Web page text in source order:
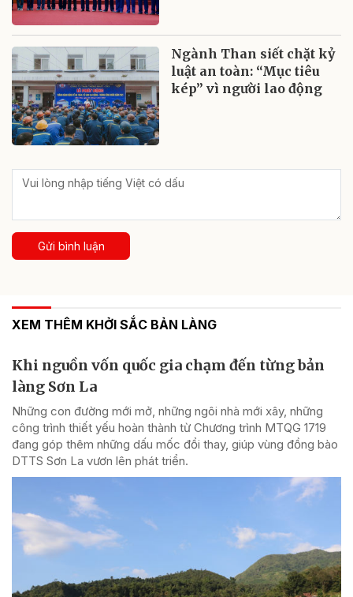
Ngành Than siết chặt kỷ
luật an toàn: “Mục tiêu
kép” vì người lao động
Gửi bình luận
XEM THÊM KHỞI SẮC BẢN LÀNG
Khi nguồn vốn quốc gia chạm đến từng bản
làng Sơn La
Những con đường mới mở, những ngôi nhà mới xây, những
công trình thiết yếu hoàn thành từ Chương trình MTQG 1719
đang góp thêm những dấu mốc đổi thay, giúp vùng đồng bào
DTTS Sơn La vươn lên phát triển.